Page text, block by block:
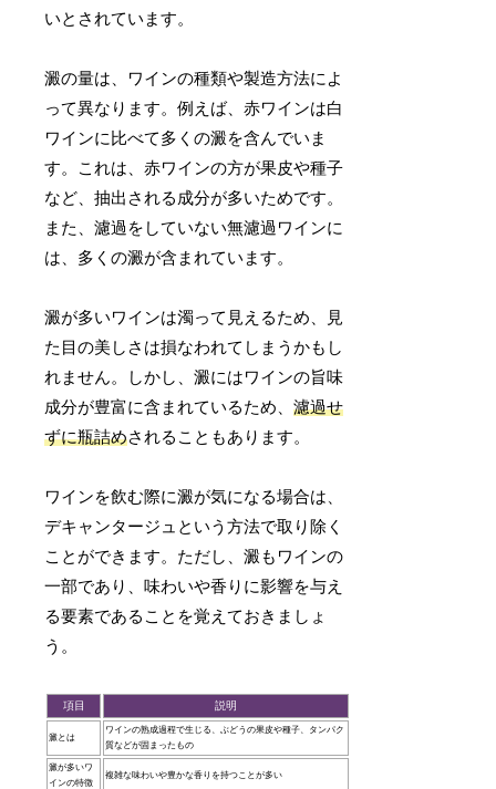
いとされています。
澱の量は、ワインの種類や製造方法によ
って異なります。例えば、赤ワインは白
ワインに比べて多くの澱を含んでいま
す。これは、赤ワインの方が果皮や種子
など、抽出される成分が多いためです。
また、濾過をしていない無濾過ワインに
は、多くの澱が含まれています。
澱が多いワインは濁って見えるため、見
た目の美しさは損なわれてしまうかもし
れません。しかし、澱にはワインの旨味
成分が豊富に含まれているため、濾過せ
ずに瓶詰めされることもあります。
ワインを飲む際に澱が気になる場合は、
デキャンタージュという方法で取り除く
ことができます。ただし、澱もワインの
一部であり、味わいや香りに影響を与え
る要素であることを覚えておきましょ
う。
項目 説明
澱とは
ワインの熟成過程で生じる、ぶどうの果皮や種子、タンパク
質などが固まったもの
澱が多いワ
インの特徴
複雑な味わいや豊かな香りを持つことが多い